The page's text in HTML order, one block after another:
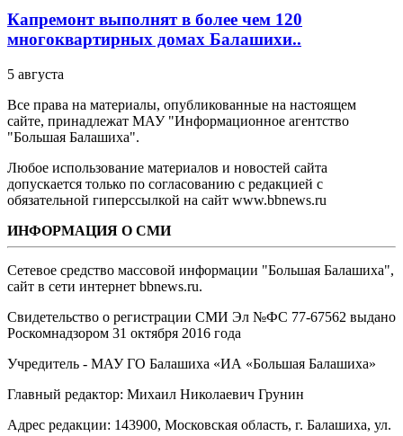
Капремонт выполнят в более чем 120
многоквартирных домах Балашихи..
5 августа
Все права на материалы, опубликованные на настоящем
сайте, принадлежат МАУ "Информационное агентство
"Большая Балашиха".
Любое использование материалов и новостей сайта
допускается только по согласованию с редакцией с
обязательной гиперссылкой на сайт www.bbnews.ru
ИНФОРМАЦИЯ О СМИ
Сетевое средство массовой информации "Большая Балашиха",
сайт в сети интернет bbnews.ru.
Свидетельство о регистрации СМИ Эл №ФС ‎77-67562 выдано
Роскомнадзором 31 октября 2016 года
Учредитель - МАУ ГО Балашиха «ИА «Большая Балашиха»
Главный редактор: Михаил Николаевич Грунин
Адрес редакции: 143900, Московская область, г. Балашиха, ул.